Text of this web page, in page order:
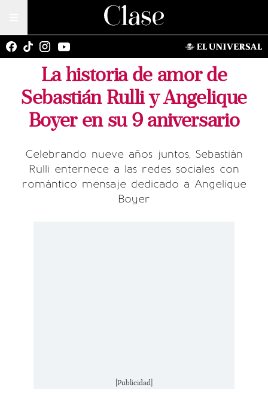
La historia de amor de
Sebastián Rulli y Angelique
Boyer en su 9 aniversario
Celebrando nueve años juntos, Sebastián
Rulli enternece a las redes sociales con
romántico mensaje dedicado a Angelique
Boyer
[Publicidad]